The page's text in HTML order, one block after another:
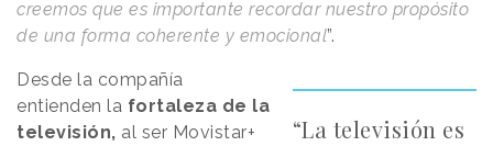
creemos que es importante recordar nuestro propósito
de una forma coherente y emocional”.
“La televisión es
Desde la compañía
entienden la fortaleza de la
televisión, al ser Movistar+